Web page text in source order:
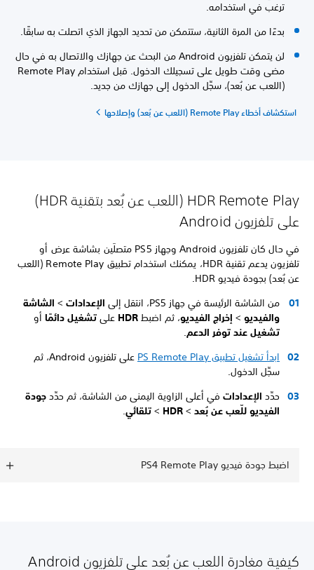
ترغب في استخدامه.
بدءًا من المرة الثانية، ستتمكن من تحديد الجهاز الذي اتصلت به سابقًا.
لن يتمكن تلفزيون Android من البحث عن جهازك والاتصال به في حال
مضى وقت طويل على تسجيلك الدخول. قبل استخدام Remote Play
(اللعب عن بُعد)، سجِّل الدخول إلى جهازك من جديد.
استكشاف أخطاء Remote Play (اللعب عن بُعد) وإصلاحها
HDR Remote Play (اللعب عن بُعد بتقنية HDR)
على تلفزيون Android
في حال كان تلفزيون Android وجهاز PS5 متصلَين بشاشة عرض أو
تلفزيون يدعم تقنية HDR، يمكنك استخدام تطبيق Remote Play (اللعب
عن بُعد) بجودة فيديو HDR.
من الشاشة الرئيسة في جهاز PS5، انتقل إلى
الإعدادات>الشاشة
والفيديو>إخراج الفيديو، ثم اضبطHDR علىتشغيل دائمًاأو
تشغيل عند توفر الدعم.
ابدأ تشغيل تطبيق PS Remote Play
على تلفزيون Android، ثم
سجِّل الدخول.
حدِّدالإعداداتفي أعلى الزاوية اليمنى من الشاشة، ثم حدِّدجودة
الفيديو للّعب عن بُعد>
HDR
>تلقائي.
اضبط جودة فيديو PS4 Remote Play
كيفية مغادرة اللعب عن بُعد على تلفزيون Android